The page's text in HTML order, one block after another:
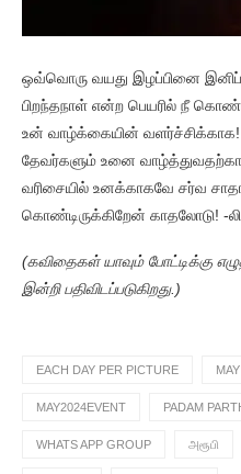
ஒவ்வொரு வயது இழப்பினை
பிறந்தநாள் என்ற பெயரில் நீ
உன் வாழ்க்கையின் வளர்ச்சிக்காக!
தேவர்களும் உனை
வரிசையில் உனக்காகவே சர்வ
கொண்டிருக்கிறேன் காதலோடு!
(கவிதைகள் யாவும் போட்டிக்கு
இன்றி பதிவிடப்படுகிறது.)
EACH DAY PER PICTURE
MAY2024EVENT PADAM
WHATS APP GROUP அரூபி